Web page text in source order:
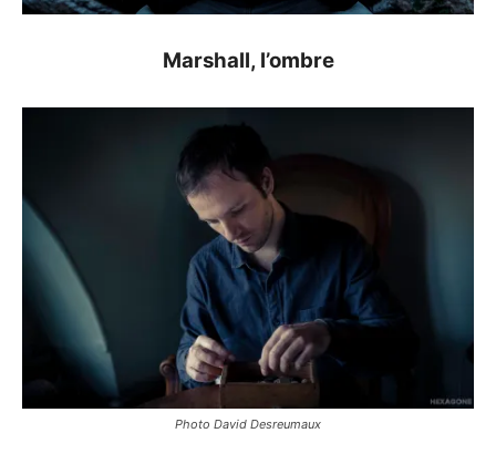
Marshall, l’ombre
Photo David Desreumaux